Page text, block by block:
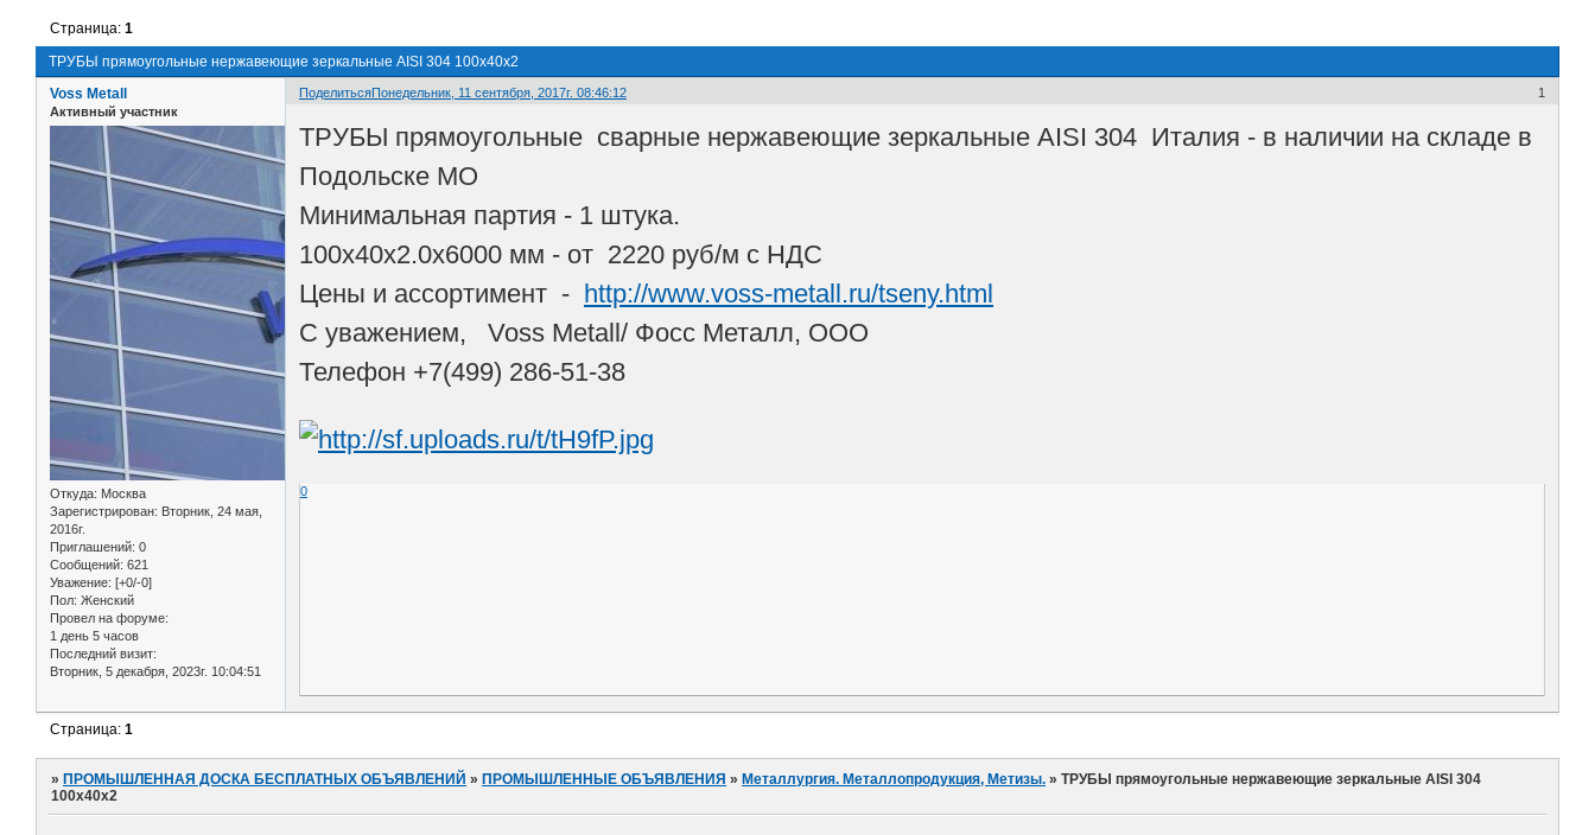
ТРУБЫ прямоугольные нержавеющие зеркальные AISI 304 100х40х2
Страница:1
Поделиться 1
Понедельник, 11 сентября, 2017г. 08:46:12
Voss Metall
Активный участник
Откуда: Москва
Зарегистрирован: Вторник, 24 мая,
2016г.
Приглашений: 0
Сообщений: 621
Уважение: [+0/-0]
Пол: Женский
Провел на форуме:
1 день 5 часов
Последний визит:
Вторник, 5 декабря, 2023г. 10:04:51
ТРУБЫ прямоугольные сварные нержавеющие зеркальные AISI 304 Италия - в наличии на складе в
Подольске МО
Минимальная партия - 1 штука.
100х40х2.0х6000 мм - от 2220 руб/м с НДС
Цены и ассортимент - http://www.voss-metall.ru/tseny.html
С уважением, Voss Metall/ Фосс Металл, ООО
Телефон +7(499) 286-51-38
0
Страница:1
»ПРОМЫШЛЕННАЯ ДОСКА БЕСПЛАТНЫХ ОБЪЯВЛЕНИЙ »ПРОМЫШЛЕННЫЕ ОБЪЯВЛЕНИЯ »Металлургия. Металлопродукция, Метизы. »ТРУБЫ прямоугольные нержавеющие зеркальные AISI 304
100х40х2